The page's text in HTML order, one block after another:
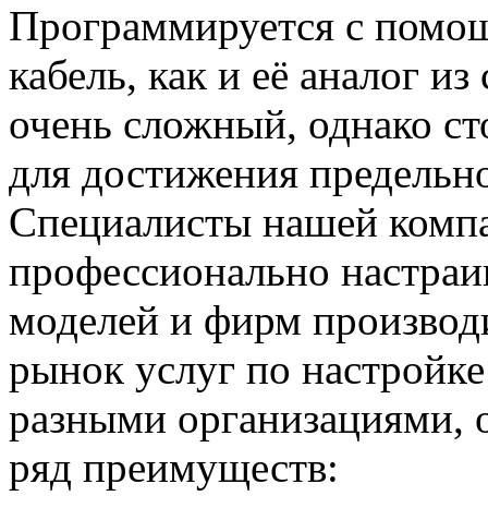
Программируется с
кабель, как и её аналог
очень сложный, однако
для достижения
Специалисты нашей
профессионально
моделей и фирм
рынок услуг по
разными организациями,
ряд преимуществ: